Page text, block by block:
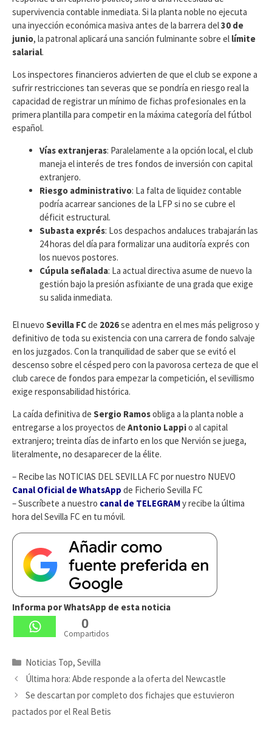
supervivencia contable inmediata. Si la planta noble no ejecuta
una inyección económica masiva antes de la barrera del30 de
junio, la patronal aplicará una sanción fulminante sobre el límite
salarial.
Los inspectores financieros advierten de que el club se expone a
sufrir restricciones tan severas que se pondría en riesgo real la
capacidad de registrar un mínimo de fichas profesionales en la
primera plantilla para competir en la máxima categoría del fútbol
español.
Vías extranjeras: Paralelamente a la opción local, el club
maneja el interés de tres fondos de inversión con capital
extranjero.
Riesgo administrativo: La falta de liquidez contable
podría acarrear sanciones de la LFP si no se cubre el
déficit estructural.
Subasta exprés: Los despachos andaluces trabajarán las
24 horas del día para formalizar una auditoría exprés con
los nuevos postores.
Cúpula señalada: La actual directiva asume de nuevo la
gestión bajo la presión asfixiante de una grada que exige
su salida inmediata.
​El nuevo Sevilla FCde 2026se adentra en el mes más peligroso y
definitivo de toda su existencia con una carrera de fondo salvaje
en los juzgados. Con la tranquilidad de saber que se evitó el
descenso sobre el césped pero con la pavorosa certeza de que el
club carece de fondos para empezar la competición, el sevillismo
exige responsabilidad histórica.
La caída definitiva de Sergio Ramosobliga a la planta noble a
entregarse a los proyectos de Antonio Lappio al capital
extranjero; treinta días de infarto en los que Nervión se juega,
literalmente, no desaparecer de la élite.
– Recibe las NOTICIAS DEL SEVILLA FC por nuestro NUEVO
Canal Oficial de WhatsApp de Ficherio Sevilla FC
– Suscríbete a nuestro canal de TELEGRAMy recibe la última
hora del Sevilla FC en tu móvil.
Informa por WhatsApp de esta noticia
0
Compartidos
Categorías
Noticias Top, Sevilla
Última hora: Abde responde a la oferta del Newcastle
Se descartan por completo dos fichajes que estuvieron
pactados por el Real Betis